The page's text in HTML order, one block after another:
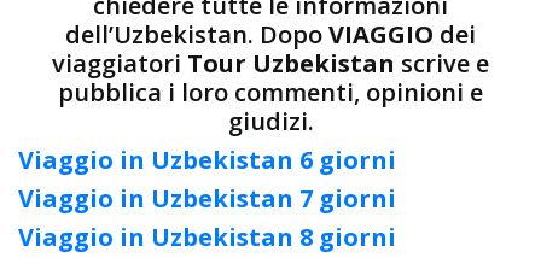
dell’Uzbekistan. DopoVIAGGIO dei
viaggiatori Tour Uzbekistan scrive e
pubblica i loro commenti, opinioni e
giudizi.
Viaggio in Uzbekistan 6 giorni
Viaggio in Uzbekistan 7 giorni
Viaggio in Uzbekistan 8 giorni